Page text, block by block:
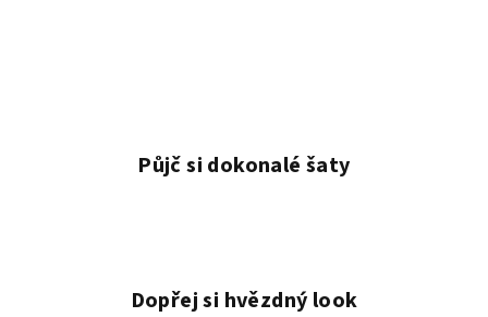
Půjč si dokonalé šaty
Dopřej si hvězdný look